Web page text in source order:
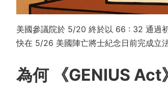
美國參議院於 5/20 終於以 66 : 32 通過
快在 5/26 美國陣亡將士紀念日前完成立法
為何 《GENIUS Act